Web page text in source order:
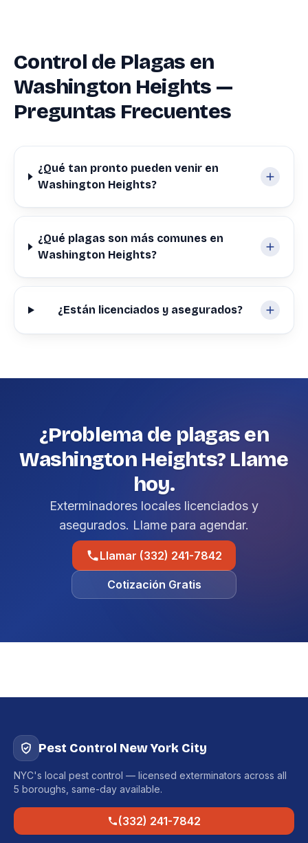
Control de Plagas en
Washington Heights —
Preguntas Frecuentes
¿Qué tan pronto pueden venir en
Washington Heights?
¿Qué plagas son más comunes en
Washington Heights?
¿Están licenciados y asegurados?
¿Problema de plagas en
Washington Heights? Llame
hoy.
Exterminadores locales licenciados y
asegurados. Llame para agendar.
Llamar (332) 241-7842
Cotización Gratis
Pest Control New York City
NYC's local pest control — licensed exterminators across all
5 boroughs, same-day available.
(332) 241-7842